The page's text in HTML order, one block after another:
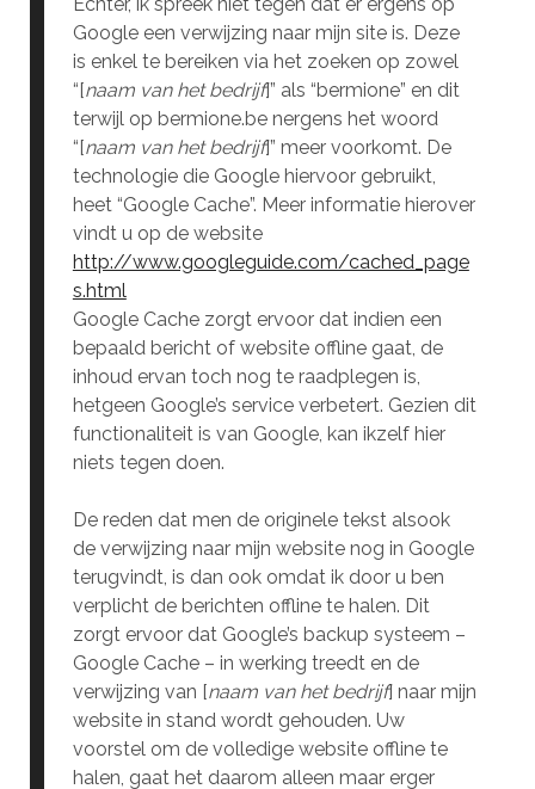
Google een verwijzing naar mijn site is. Deze
is enkel te bereiken via het zoeken op zowel
“[naam van het bedrijf]” als “bermione” en dit
terwijl op bermione.be nergens het woord
“[naam van het bedrijf]” meer voorkomt. De
technologie die Google hiervoor gebruikt,
heet “Google Cache”. Meer informatie hierover
vindt u op de website
http://www.googleguide.com/cached_page
s.html
Google Cache zorgt ervoor dat indien een
bepaald bericht of website offline gaat, de
inhoud ervan toch nog te raadplegen is,
hetgeen Google’s service verbetert. Gezien dit
functionaliteit is van Google, kan ikzelf hier
niets tegen doen.
De reden dat men de originele tekst alsook
de verwijzing naar mijn website nog in Google
terugvindt, is dan ook omdat ik door u ben
verplicht de berichten offline te halen. Dit
zorgt ervoor dat Google’s backup systeem –
Google Cache – in werking treedt en de
verwijzing van [naam van het bedrijf] naar mijn
website in stand wordt gehouden. Uw
voorstel om de volledige website offline te
halen, gaat het daarom alleen maar erger